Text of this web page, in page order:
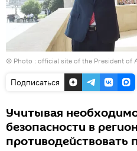
© Photo : official site of the President of
Подписаться
Учитывая
безопасности в
противодействовать